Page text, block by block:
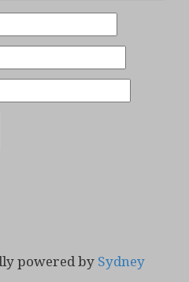
powered by Sydney